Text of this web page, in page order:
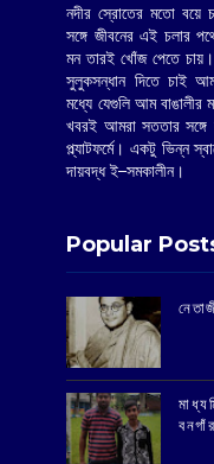
নদীর স্রোতের মতো বয়ে
সঙ্গে জীবনের এই চলার
মন তারই খোঁজ পেতে
সুলুকসন্ধান দিতে চাই
মধ্যে যেগুলি আম বাঙালীর
খবরই আমরা সততার
প্ল্যাটফর্মে। একটু ভিন্ন
দায়বদ্ধ ই–সমকালীন।
Popular